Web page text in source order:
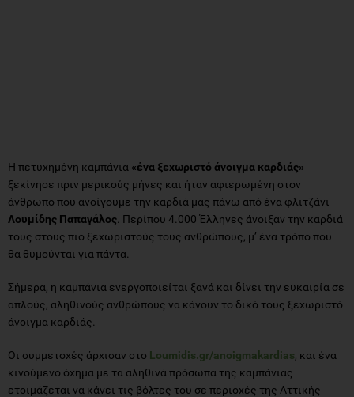
Η πετυχημένη καμπάνια «ένα ξεχωριστό άνοιγμα καρδιάς»
ξεκίνησε πριν μερικούς μήνες και ήταν αφιερωμένη στον
άνθρωπο που ανοίγουμε την καρδιά μας πάνω από ένα φλιτζάνι
Λουμίδης Παπαγάλος . Περίπου 4.000 Έλληνες άνοιξαν την καρδιά
τους στους πιο ξεχωριστούς τους ανθρώπους, μ’ ένα τρόπο που
θα θυμούνται για πάντα.
Σήμερα, η καμπάνια ενεργοποιείται ξανά και δίνει την ευκαιρία σε
απλούς, αληθινούς ανθρώπους να κάνουν το δικό τους ξεχωριστό
άνοιγμα καρδιάς.
Οι συμμετοχές άρχισαν στο Loumidis.gr/anoigmakardias, και ένα
κινούμενο όχημα με τα αληθινά πρόσωπα της καμπάνιας
ετοιμάζεται να κάνει τις βόλτες του σε περιοχές της Αττικής